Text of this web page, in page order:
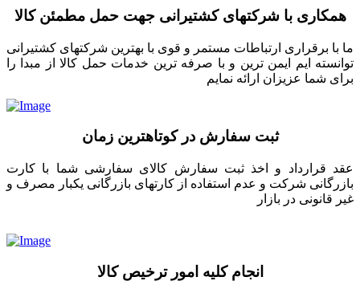
همکاری با شرکتهای کشتیرانی جهت حمل مطمئن کالا
ما با برقراری ارتباطات مستمر و قوی با بهترین شرکتهای کشتیرانی
توانسته ایم ایمن ترین و با صرفه ترین خدمات حمل کالا از مبدا را
برای شما عزیزان ارائه نمایم
ثبت سفارش در کوتاهترین زمان
عقد قرارداد و اخذ ثبت سفارش کالای سفارشی شما با کارت
بازرگانی شرکت و عدم استفاده از کارتهای بازرگانی یکبار مصرف و
غیر قانونی در بازار
انجام کلیه امور ترخیص کالا